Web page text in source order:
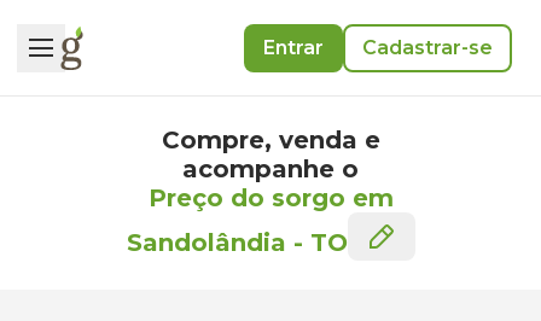
Entrar Cadastrar-se
Compre, venda e
acompanhe o
Preço do sorgo em
Sandolândia - TO